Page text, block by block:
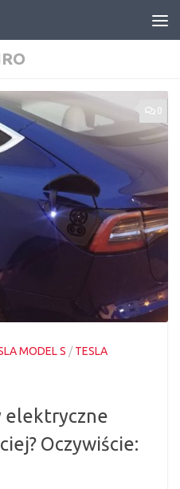
0
MODEL S /TESLA
elektryczne
Oczywiście: